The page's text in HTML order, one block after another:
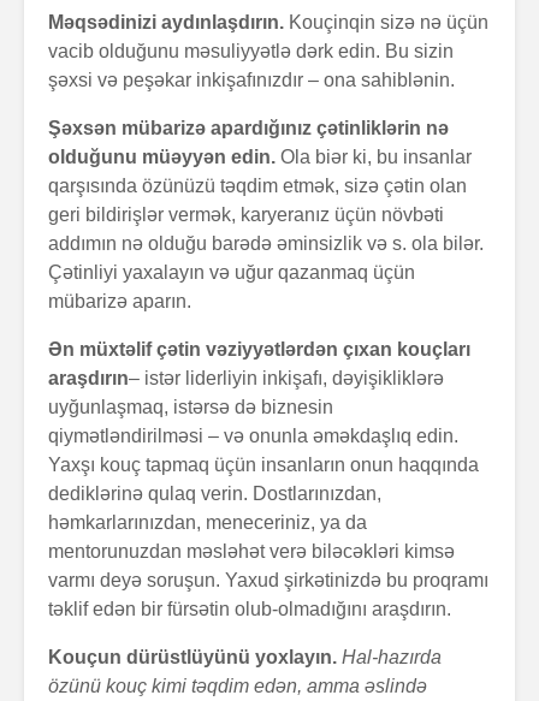
Məqsədinizi aydınlaşdırın. Kouçinqin sizə nə üçün
vacib olduğunu məsuliyyətlə dərk edin. Bu sizin
şəxsi və peşəkar inkişafınızdır – ona sahiblənin.
Şəxsən mübarizə apardığınız çətinliklərin nə
olduğunu müəyyən edin. Ola biər ki, bu insanlar
qarşısında özünüzü təqdim etmək, sizə çətin olan
geri bildirişlər vermək, karyeranız üçün növbəti
addımın nə olduğu barədə əminsizlik və s. ola bilər.
Çətinliyi yaxalayın və uğur qazanmaq üçün
mübarizə aparın.
Ən müxtəlif çətin vəziyyətlərdən çıxan kouçları
araşdırın– istər liderliyin inkişafı, dəyişikliklərə
uyğunlaşmaq, istərsə də biznesin
qiymətləndirilməsi – və onunla əməkdaşlıq edin.
Yaxşı kouç tapmaq üçün insanların onun haqqında
dediklərinə qulaq verin. Dostlarınızdan,
həmkarlarınızdan, meneceriniz, ya da
mentorunuzdan məsləhət verə biləcəkləri kimsə
varmı deyə soruşun. Yaxud şirkətinizdə bu proqramı
təklif edən bir fürsətin olub-olmadığını araşdırın.
Kouçun dürüstlüyünü yoxlayın. Hal-hazırda
özünü kouç kimi təqdim edən, amma əslində